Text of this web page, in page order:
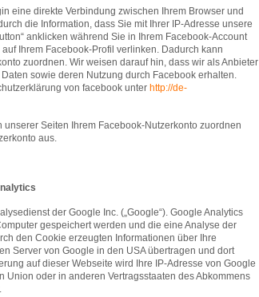
eine direkte Verbindung zwischen Ihrem Browser und
die Information, dass Sie mit Ihrer IP-Adresse unsere
anklicken während Sie in Ihrem Facebook-Account
Ihrem Facebook-Profil verlinken. Dadurch kann
zuordnen. Wir weisen darauf hin, dass wir als Anbieter
sowie deren Nutzung durch Facebook erhalten.
von facebook unter http://de-
Seiten Ihrem Facebook-Nutzerkonto zuordnen
aus.
der Google Inc. („Google“). Google Analytics
gespeichert werden und die eine Analyse der
den Cookie erzeugten Informationen über Ihre
Server von Google in den USA übertragen und dort
auf dieser Webseite wird Ihre IP-Adresse von Google
oder in anderen Vertragsstaaten des Abkommens